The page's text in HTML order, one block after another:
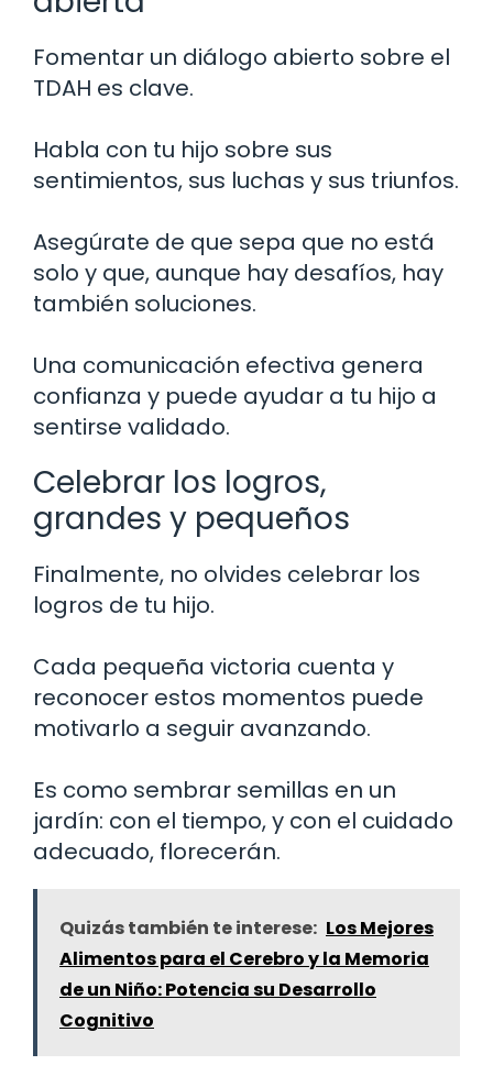
Fomentar un diálogo abierto sobre el
TDAH es clave.
Habla con tu hijo sobre sus
sentimientos, sus luchas y sus triunfos.
Asegúrate de que sepa que no está
solo y que, aunque hay desafíos, hay
también soluciones.
Una comunicación efectiva genera
confianza y puede ayudar a tu hijo a
sentirse validado.
Celebrar los logros,
grandes y pequeños
Finalmente, no olvides celebrar los
logros de tu hijo.
Cada pequeña victoria cuenta y
reconocer estos momentos puede
motivarlo a seguir avanzando.
Es como sembrar semillas en un
jardín: con el tiempo, y con el cuidado
adecuado, florecerán.
Quizás también te interese: Los Mejores
Alimentos para el Cerebro y la Memoria
de un Niño: Potencia su Desarrollo
Cognitivo